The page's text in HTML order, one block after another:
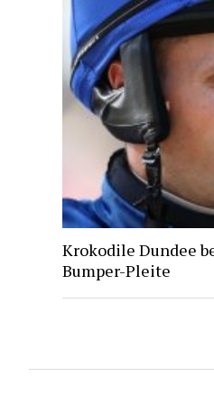
Krokodile Dundee
Bumper-Pleite